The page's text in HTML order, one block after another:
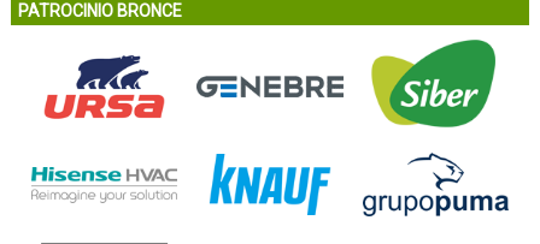
PATROCINIO BRONCE